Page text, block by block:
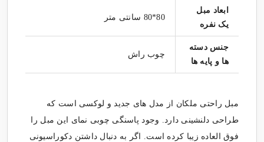
ابعاد مبل
یک نفره
80*80 سانتی متر
جنس دسته
ها و پایه ها
چوب راش
مبل راحتی ملکان از مدل های جدید و لوکسی است که
طراحی دلنشینی دارد. وجود پاسنگی چوبی نمای این مبل را
فوق العاده زیبا کرده است. اگر به دنبال داشتن دکوراسیونی